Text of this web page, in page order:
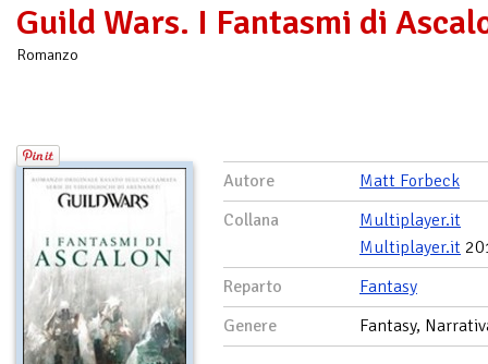
Guild Wars. I Fantasmi di
Romanzo
Autore
Matt Forbeck
Collana
Multiplayer.it
Multiplayer.it
Reparto
Fantasy
Genere
Fantasy,